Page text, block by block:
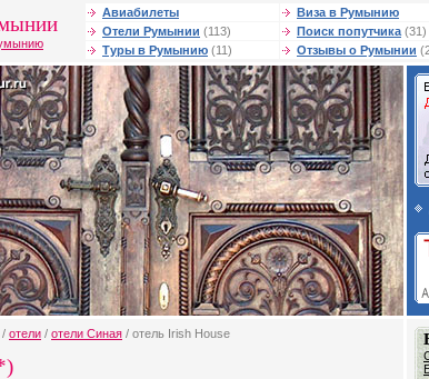
Авиабилеты Виза в Румынию
Отели Румынии (113) Поиск попутчика (31)
Туры в Румынию (11) Отзывы о Румынии
/ отели / отели Синая / отель Irish House